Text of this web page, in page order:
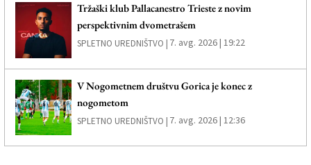
Tržaški klub Pallacanestro Trieste z novim
perspektivnim dvometrašem
SPLETNO UREDNIŠTVO | 7. avg. 2026 | 19:22
V Nogometnem društvu Gorica je konec z
nogometom
SPLETNO UREDNIŠTVO | 7. avg. 2026 | 12:36